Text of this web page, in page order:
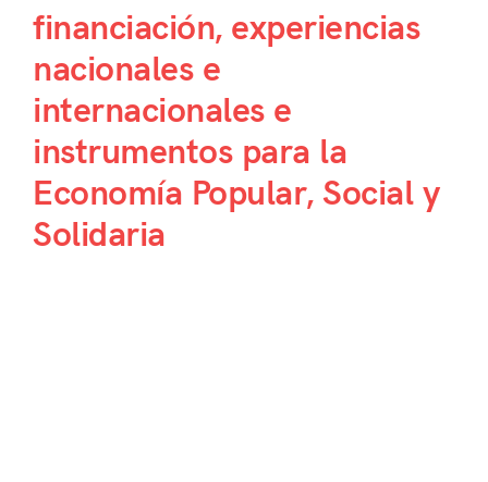
financiación, experiencias
nacionales e
internacionales e
instrumentos para la
Economía Popular, Social y
Solidaria